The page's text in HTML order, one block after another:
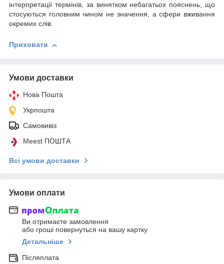
інтерпретації термінів, за винятком небагатьох пояснень, що
стосуються головним чином не значення, а сфери вживання
окремих слів.
Приховати
Умови доставки
Нова Пошта
Укрпошта
Самовивіз
Meest ПОШТА
Всі умови доставки
Умови оплати
Ви отримаєте замовлення
або гроші повернуться на вашу картку
Детальніше
Післяплата